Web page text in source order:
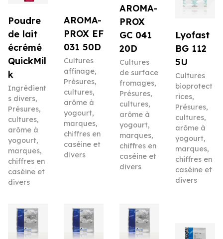
Poudre
de lait
écrémé
QuickMil
k
Ingrédient
s divers,
Présures,
cultures,
arôme à
yogourt,
marques,
chiffres en
caséine et
divers
AROMA-
PROX EF
031 50D
Cultures
affinage,
Présures,
cultures,
arôme à
yogourt,
marques,
chiffres en
caséine et
divers
AROMA-
PROX
GC 041
20D
Cultures
de surface
fromages,
Présures,
cultures,
arôme à
yogourt,
marques,
chiffres en
caséine et
divers
Lyofast
BG 112
5U
Cultures
bioprotect
rices,
Présures,
cultures,
arôme à
yogourt,
marques,
chiffres en
caséine et
divers